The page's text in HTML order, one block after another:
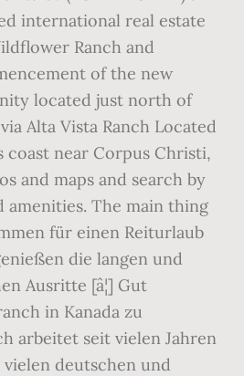
international real estate
Ranch and
of the new
located just north of
Alta Vista Ranch Located
coast near Corpus Christi,
and maps and search by
amenities. The main thing
für einen Reiturlaub
die langen und
Ausritte [â¦] Gut
in Kanada zu
arbeitet seit vielen Jahren
deutschen und